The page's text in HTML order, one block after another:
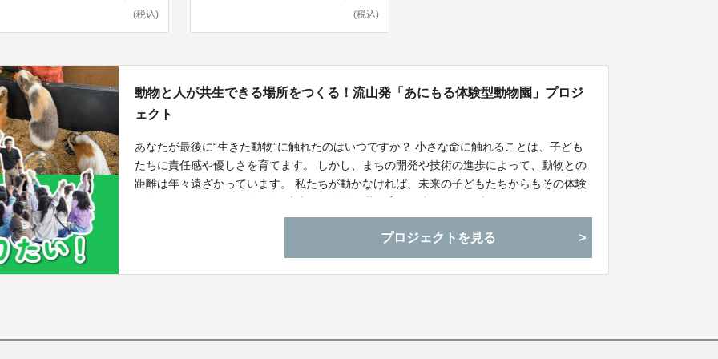
(税込) (税込)
動物と人が共生できる場所をつくる！流山発「あにもる体験型動物園」プロジ
ェクト
あなたが最後に“生きた動物”に触れたのはいつですか？ 小さな命に触れることは、子ども
たちに責任感や優しさを育てます。 しかし、まちの開発や技術の進歩によって、動物との
距離は年々遠ざかっています。 私たちが動かなければ、未来の子どもたちからもその体験
プロジェクトを見る